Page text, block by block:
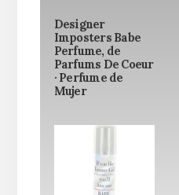
Designer
Imposters Babe
Perfume, de
Parfums De Coeur
· Perfume de
Mujer